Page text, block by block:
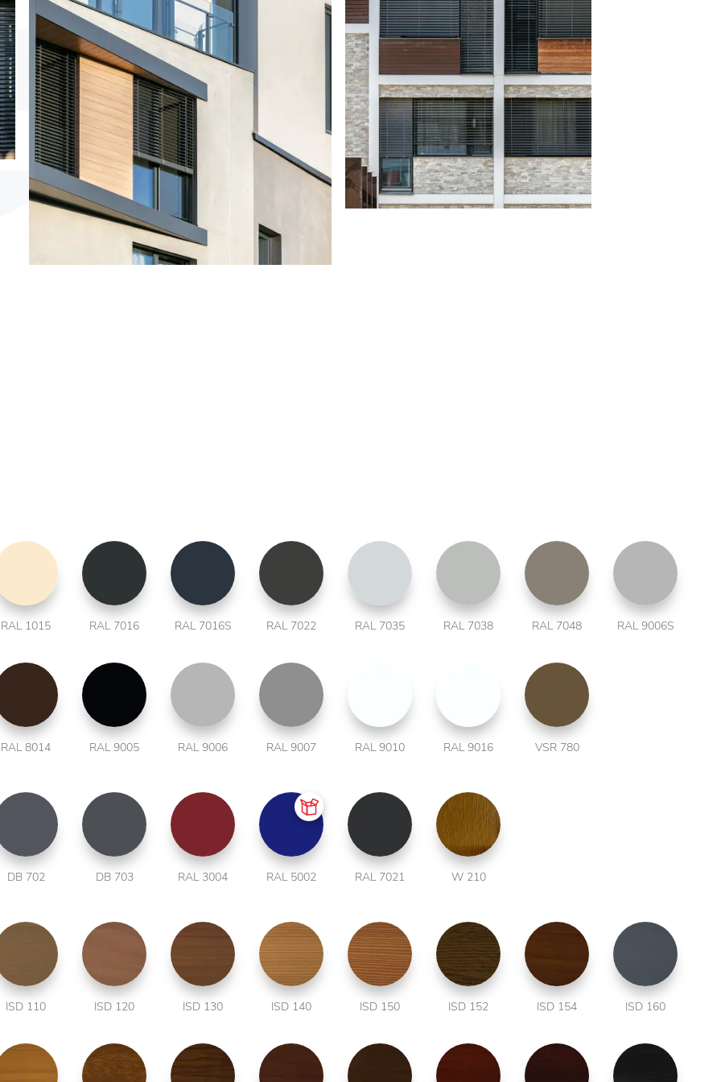
RAL 1015 RAL 7016 RAL 7016S RAL 7022 RAL 7035 RAL 7038 RAL 7048 RAL 9006S
RAL 8014 RAL 9005 RAL 9006 RAL 9007 RAL 9010 RAL 9016 VSR 780
DB 702 DB 703 RAL 3004 RAL 5002 RAL 7021 W 210
ISD 110 ISD 120 ISD 130 ISD 140 ISD 150 ISD 152 ISD 154 ISD 160